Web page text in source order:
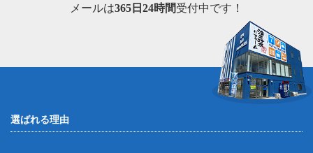
メールは365日24時間受付中です！
選ばれる理由